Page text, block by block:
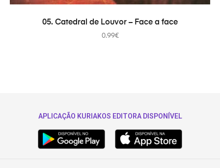
AJOUTER AU PANIER
05. Catedral de Louvor – Face a face
0.99€
APLICAÇÃO KURIAKOS EDITORA DISPONÍVEL